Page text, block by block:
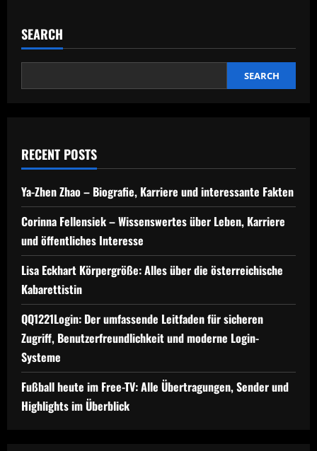
SEARCH
SEARCH
RECENT POSTS
Ya-Zhen Zhao – Biografie, Karriere und interessante Fakten
Corinna Fellensiek – Wissenswertes über Leben, Karriere
und öffentliches Interesse
Lisa Eckhart Körpergröße: Alles über die österreichische
Kabarettistin
QQ1221Login: Der umfassende Leitfaden für sicheren
Zugriff, Benutzerfreundlichkeit und moderne Login-
Systeme
Fußball heute im Free-TV: Alle Übertragungen, Sender und
Highlights im Überblick